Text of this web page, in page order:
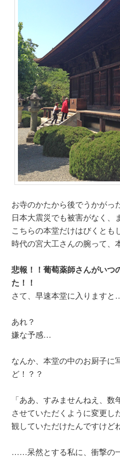
お寺のかたから後でうかがっ
日本大震災でも被害がなく、
こちらの本堂だけはびくとも
時代の宮大工さんの腕って、
悲報！！葡萄薬師さんがいつ
た！！
さて、早速本堂に入りますと
あれ？
嫌な予感…
なんか、本堂の中のお厨子に
ど！？？
「ああ、すみませんねえ、
させていただくように変更し
観していただけたんですけど
……呆然とする私に、衝撃の